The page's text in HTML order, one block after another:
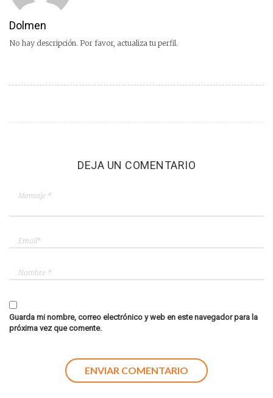
Dolmen
No hay descripción. Por favor, actualiza tu perfil.
DEJA UN COMENTARIO
Guarda mi nombre, correo electrónico y web en este navegador para la
próxima vez que comente.